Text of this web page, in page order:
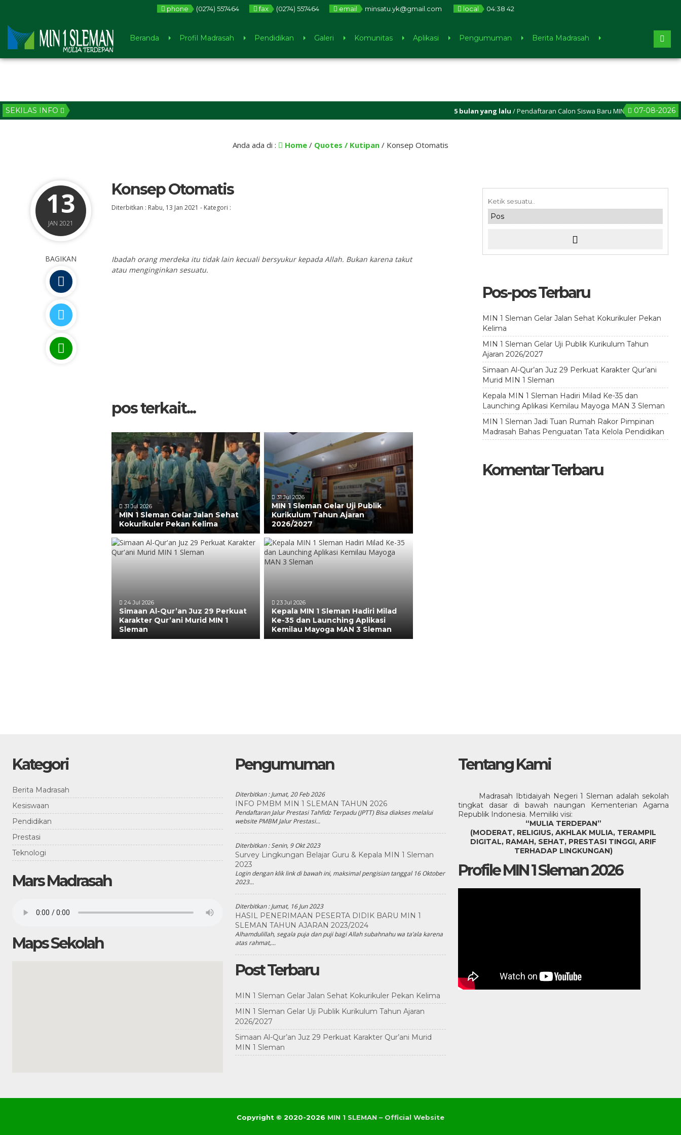
phone (0274) 557464 fax (0274) 557464 email minsatu.yk@gmail.com local 04:38 42
Beranda Profil Madrasah Pendidikan Galeri Komunitas Aplikasi Pengumuman Berita Madrasah
SEKILAS INFO 07-08-2026
5 bulan yang lalu/ Pendaftaran Calon Siswa Baru MIN 1 Sleman sudah dibuka,
Anda ada di : Home / Quotes / Kutipan / Konsep Otomatis
13
JAN 2021
Konsep Otomatis
Diterbitkan : Rabu, 13 Jan 2021 - Kategori :
BAGIKAN
Ibadah orang merdeka itu tidak lain kecuali bersyukur kepada Allah. Bukan karena takut
atau menginginkan sesuatu.
pos terkait...
31 Jul 2026
MIN 1 Sleman Gelar Jalan Sehat
Kokurikuler Pekan Kelima
31 Jul 2026
MIN 1 Sleman Gelar Uji Publik
Kurikulum Tahun Ajaran
2026/2027
24 Jul 2026
Simaan Al-Qur’an Juz 29 Perkuat
Karakter Qur’ani Murid MIN 1
Sleman
23 Jul 2026
Kepala MIN 1 Sleman Hadiri Milad
Ke-35 dan Launching Aplikasi
Kemilau Mayoga MAN 3 Sleman
Pos-pos Terbaru
MIN 1 Sleman Gelar Jalan Sehat Kokurikuler Pekan
Kelima
MIN 1 Sleman Gelar Uji Publik Kurikulum Tahun
Ajaran 2026/2027
Simaan Al-Qur’an Juz 29 Perkuat Karakter Qur’ani
Murid MIN 1 Sleman
Kepala MIN 1 Sleman Hadiri Milad Ke-35 dan
Launching Aplikasi Kemilau Mayoga MAN 3 Sleman
MIN 1 Sleman Jadi Tuan Rumah Rakor Pimpinan
Madrasah Bahas Penguatan Tata Kelola Pendidikan
Komentar Terbaru
Kategori
Berita Madrasah
Kesiswaan
Pendidikan
Prestasi
Teknologi
Mars Madrasah
Maps Sekolah
Pengumuman
Diterbitkan :Jumat, 20 Feb 2026
INFO PMBM MIN 1 SLEMAN TAHUN 2026
Pendaftaran Jalur Prestasi Tahfidz Terpadu (JPTT) Bisa diakses melalui
website PMBM Jalur Prestasi...
Diterbitkan :Senin, 9 Okt 2023
Survey Lingkungan Belajar Guru & Kepala MIN 1 Sleman
2023
Login dengan klik link di bawah ini, maksimal pengisian tanggal 16 Oktober
2023...
Diterbitkan :Jumat, 16 Jun 2023
HASIL PENERIMAAN PESERTA DIDIK BARU MIN 1
SLEMAN TAHUN AJARAN 2023/2024
Alhamdulillah, segala puja dan puji bagi Allah subahnahu wa ta’ala karena
atas rahmat,...
Post Terbaru
MIN 1 Sleman Gelar Jalan Sehat Kokurikuler Pekan Kelima
MIN 1 Sleman Gelar Uji Publik Kurikulum Tahun Ajaran
2026/2027
Simaan Al-Qur’an Juz 29 Perkuat Karakter Qur’ani Murid
MIN 1 Sleman
Tentang Kami
Madrasah Ibtidaiyah Negeri 1 Sleman adalah sekolah
tingkat dasar di bawah naungan Kementerian Agama
Republik Indonesia. Memiliki visi:
“MULIA TERDEPAN”
(MODERAT, RELIGIUS, AKHLAK MULIA, TERAMPIL
DIGITAL, RAMAH, SEHAT, PRESTASI TINGGI, ARIF
TERHADAP LINGKUNGAN)
Profile MIN 1 Sleman 2026
Copyright © 2020-2026 MIN 1 SLEMAN – Official Website